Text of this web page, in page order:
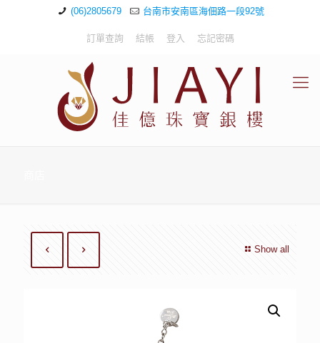
(06)2805679 台南市安南區海佃路一段92號
訂單查詢 結帳 登入 忘記密碼
Show all